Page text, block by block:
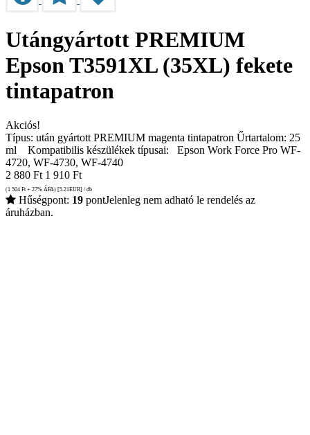
Utángyártott PREMIUM
Epson T3591XL (35XL) fekete
tintapatron
Akciós!
Típus: után gyártott PREMIUM magenta tintapatron Űrtartalom: 25
ml Kompatibilis készülékek típusai: Epson Work Force Pro WF-
4720, WF-4730, WF-4740
2 880 Ft 1 910 Ft
(1 504 Ft + 27% ÁFA) [5.21EUR] / db
Hűségpont: 19 pontJelenleg nem adható le rendelés az
áruházban.